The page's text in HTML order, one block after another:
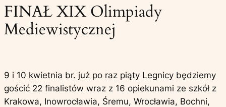
FINAŁ XIX Olimpiady
Mediewistycznej
9 i 10 kwietnia br. już po raz piąty Legnicy będziemy
gościć 22 finalistów wraz z 16 opiekunami ze szkół z
Krakowa, Inowrocławia, Śremu, Wrocławia, Bochni,